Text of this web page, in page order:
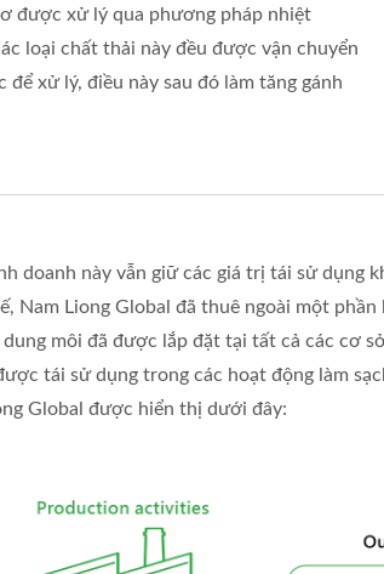
được xử lý qua phương pháp nhiệt
loại chất thải này đều được vận chuyển
để xử lý, điều này sau đó làm tăng gánh
doanh này vẫn giữ các giá trị tái sử dụng
Nam Liong Global đã thuê ngoài một
môi đã được lắp đặt tại tất cả các cơ
tái sử dụng trong các hoạt động làm
Global được hiển thị dưới đây: